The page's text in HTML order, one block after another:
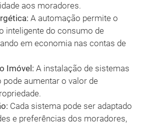
aos moradores.
A automação permite o
inteligente do consumo de
em economia nas contas de
Imóvel: A instalação de sistemas
pode aumentar o valor de
Cada sistema pode ser adaptado
e preferências dos moradores,